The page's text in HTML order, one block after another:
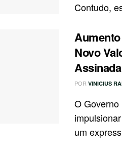
Contudo,
Novo
Assinada
POR VINICIUS
O
um